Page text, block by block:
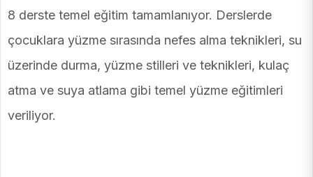
8 derste temel eğitim tamamlanıyor. Derslerde
çocuklara yüzme sırasında nefes alma teknikleri, su
üzerinde durma, yüzme stilleri ve teknikleri, kulaç
atma ve suya atlama gibi temel yüzme eğitimleri
veriliyor.